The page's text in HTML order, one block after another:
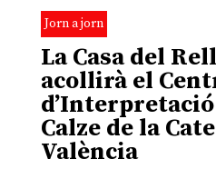
Jorn a jorn
La Casa del
acollirà el
Calze de la
València